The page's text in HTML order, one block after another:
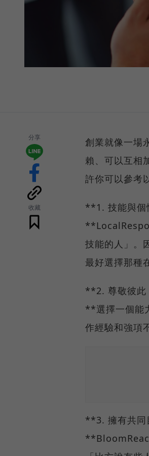
分享
收藏
創業就像一場
賴、可以互相
許你可以參考
**1. 技能與個
技能的人」。
最好選擇那種
**2. 尊敬彼此
**選擇一個能
作經驗和強項
**3. 擁有共同